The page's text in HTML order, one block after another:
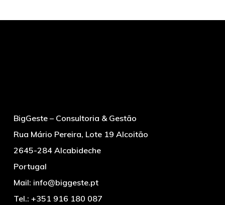
BigGeste – Consultoria & Gestão
Rua Mário Pereira, Lote 19 Alcoitão
2645-284 Alcabideche
Portugal
Mail: info@biggeste.pt
Tel.: +351 916 180 087